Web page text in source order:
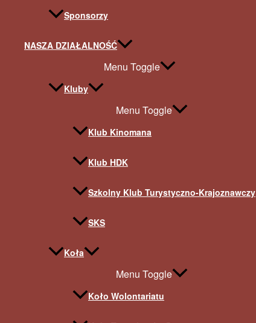
Sponsorzy
NASZA DZIAŁALNOŚĆ
Menu Toggle
Kluby
Menu Toggle
Klub Kinomana
Klub HDK
Szkolny Klub Turystyczno-Krajoznawczy
SKS
Koła
Menu Toggle
Koło Wolontariatu